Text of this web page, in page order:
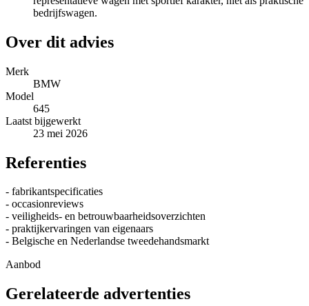
bedrijfswagen.
Over dit advies
Merk
BMW
Model
645
Laatst bijgewerkt
23 mei 2026
Referenties
- fabrikantspecificaties
- occasionreviews
- veiligheids- en betrouwbaarheidsoverzichten
- praktijkervaringen van eigenaars
- Belgische en Nederlandse tweedehandsmarkt
Aanbod
Gerelateerde advertenties